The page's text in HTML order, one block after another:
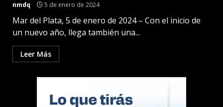
nmdq 5 de enero de 2024
Mar del Plata, 5 de enero de 2024 – Con el inicio de
un nuevo año, llega también una...
Leer Más